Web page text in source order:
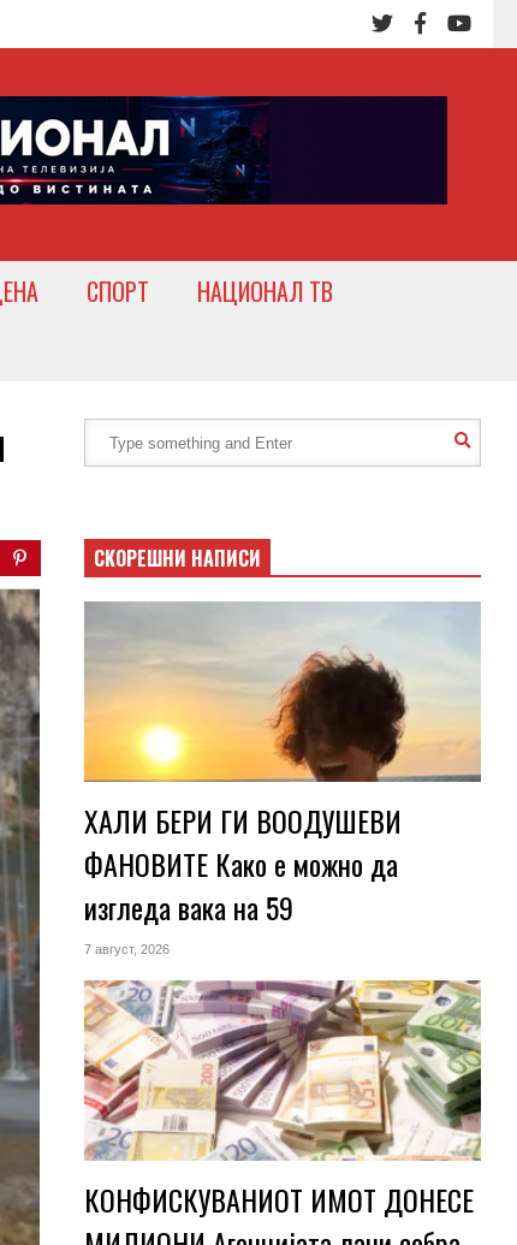
СПОРТ
НАЦИОНАЛ ТВ
СКОРЕШНИ НАПИСИ
ХАЛИ БЕРИ ГИ ВООДУШЕВИ
ФАНОВИТЕ Како е можно да
изгледа вака на 59
7 август, 2026
КОНФИСКУВАНИОТ ИМОТ ДОНЕСЕ